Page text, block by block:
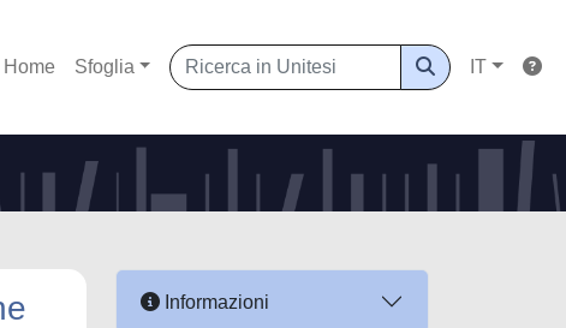
Home Sfoglia IT
Informazioni